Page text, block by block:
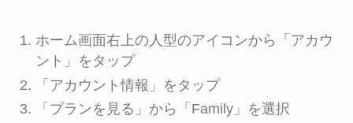
ホーム画面右上の人型のアイコンから「アカウ
ント」をタップ
「アカウント情報」をタップ
「プランを見る」から「Family」を選択